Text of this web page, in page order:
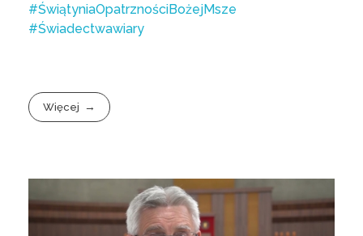
#ŚwiątyniaOpatrznościBożejMsze
#Świadectwawiary
Więcej